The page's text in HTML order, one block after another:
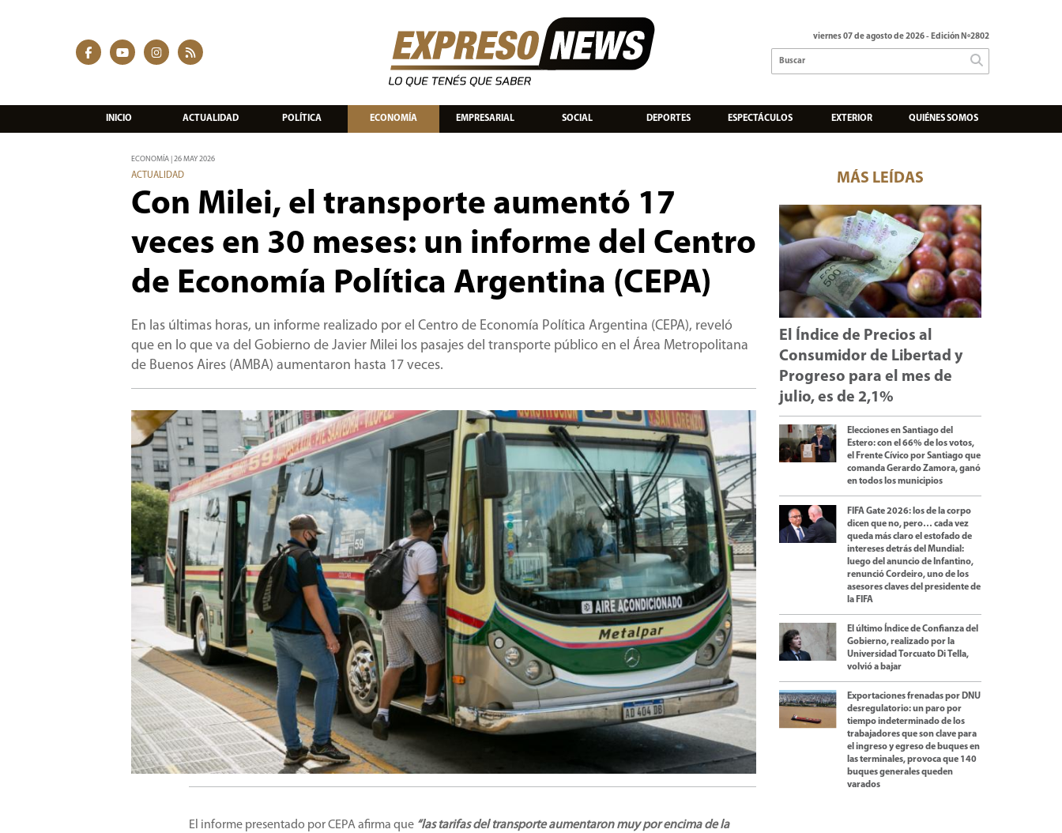
viernes 07 de agosto de 2026- Edición Nº2802
INICIO ACTUALIDAD POLÍTICA ECONOMÍA EMPRESARIAL SOCIAL DEPORTES ESPECTÁCULOS EXTERIOR QUIÉNES SOMOS
ECONOMÍA | 26 MAY 2026
ACTUALIDAD
Con Milei, el transporte aumentó 17
veces en 30 meses: un informe del Centro
de Economía Política Argentina (CEPA)
En las últimas horas, un informe realizado por el Centro de Economía Política Argentina (CEPA), reveló
que en lo que va del Gobierno de Javier Milei los pasajes del transporte público en el Área Metropolitana
de Buenos Aires (AMBA) aumentaron hasta 17 veces.
El informe presentado por CEPA afirma que “las tarifas del transporte aumentaron muy por encima de la
MÁS LEÍDAS
El Índice de Precios al
Consumidor de Libertad y
Progreso para el mes de
julio, es de 2,1%
Elecciones en Santiago del
Estero: con el 66% de los votos,
el Frente Cívico por Santiago que
comanda Gerardo Zamora, ganó
en todos los municipios
FIFA Gate 2026: los de la corpo
dicen que no, pero… cada vez
queda más claro el estofado de
intereses detrás del Mundial:
luego del anuncio de Infantino,
renunció Cordeiro, uno de los
asesores claves del presidente de
la FIFA
El último Índice de Confianza del
Gobierno, realizado por la
Universidad Torcuato Di Tella,
volvió a bajar
Exportaciones frenadas por DNU
desregulatorio: un paro por
tiempo indeterminado de los
trabajadores que son clave para
el ingreso y egreso de buques en
las terminales, provoca que 140
buques generales queden
varados